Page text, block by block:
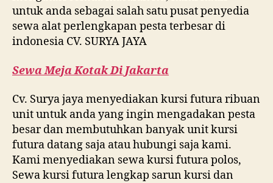
untuk anda sebagai salah satu pusat penyedia
sewa alat perlengkapan pesta terbesar di
indonesia CV. SURYA JAYA
Sewa Meja Kotak Di Jakarta
Cv. Surya jaya menyediakan kursi futura ribuan
unit untuk anda yang ingin mengadakan pesta
besar dan membutuhkan banyak unit kursi
futura datang saja atau hubungi saja kami.
Kami menyediakan sewa kursi futura polos,
Sewa kursi futura lengkap sarun kursi dan